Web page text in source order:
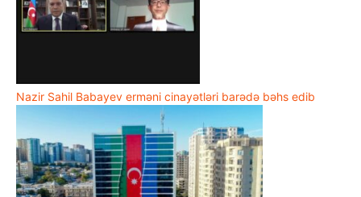
Nazir Sahil Babayev erməni cinayətləri barədə bəhs edib